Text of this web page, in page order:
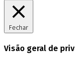
Fechar
Visão geral de